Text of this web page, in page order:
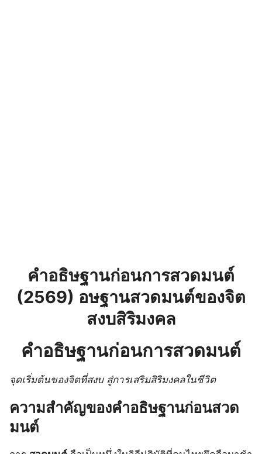
คำอธิษฐานก่อนการสวดมนต์
(2569) อษฐานสวดมนต์ของจิต
สงบสิริมงคล
คำอธิษฐานก่อนการสวดมนต์
จุดเริ่มต้นของจิตที่สงบ สู่การเสริมสิริมงคลในชีวิต
ความสำคัญของคำอธิษฐานก่อนสวด
มนต์